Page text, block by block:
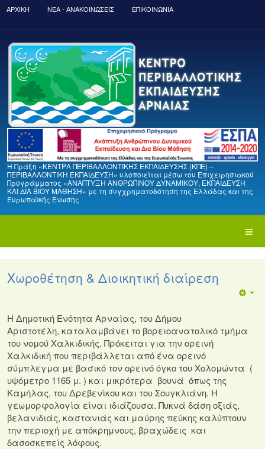
ΑΡΧΙΚΉ ΝΈΑ - ΑΝΑΚΟΙΝΏΣΕΙΣ ΕΠΙΚΟΙΝΩΝΙΑ
Η Πράξη «ΚΕΝΤΡΑ ΠΕΡΙΒΑΛΛΟΝΤΙΚΗΣ ΕΚΠΑΙΔΕΥΣΗΣ (ΚΠΕ) –
ΠΕΡΙΒΑΛΛΟΝΤΙΚΗ ΕΚΠΑΙΔΕΥΣΗ» υλοποιείται μέσω του Επιχειρησιακού
Προγράμματος «ΑΝΑΠΤΥΞΗ ΑΝΘΡΩΠΙΝΟΥ ΔΥΝΑΜΙΚΟΥ, ΕΚΠΑΙΔΕΥΣΗ
ΚΑΙ ΔΙΑ ΒΙΟΥ ΜΑΘΗΣΗ» με τη συγχρηματοδότηση της Ελλάδας και της
Ευρωπαϊκής Ένωσης
Χωροθέτηση & Διοικητική διαίρεση
Η Δημοτική Ενότητα Αρναίας, του Δήμου
Αριστοτέλη, καταλαμβάνει το βορειοανατολικό τμήμα
του νομού Χαλκιδικής. Πρόκειται για την ορεινή
Χαλκιδική που περιβάλλεται από ένα ορεινό
σύμπλεγμα με βασικό τον ορεινό όγκο του Χολομώντα (
υψόμετρο 1165 μ. ) και μικρότερα βουνά όπως της
Καμήλας, του Δρεβενίκου και του Σουγκλιάνη. Η
γεωμορφολογία είναι ιδιάζουσα. Πυκνά δάση οξιάς,
βελανιδιάς, καστανιάς και μαύρης πεύκης καλύπτουν
την περιοχή με απόκρημνους, βραχώδεις και
δασοσκεπείς λόφους.